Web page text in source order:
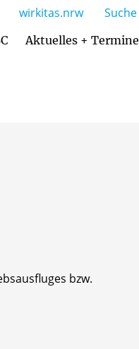
Aktuelles + Termine
wirkitas.nrw Suche
bzw.